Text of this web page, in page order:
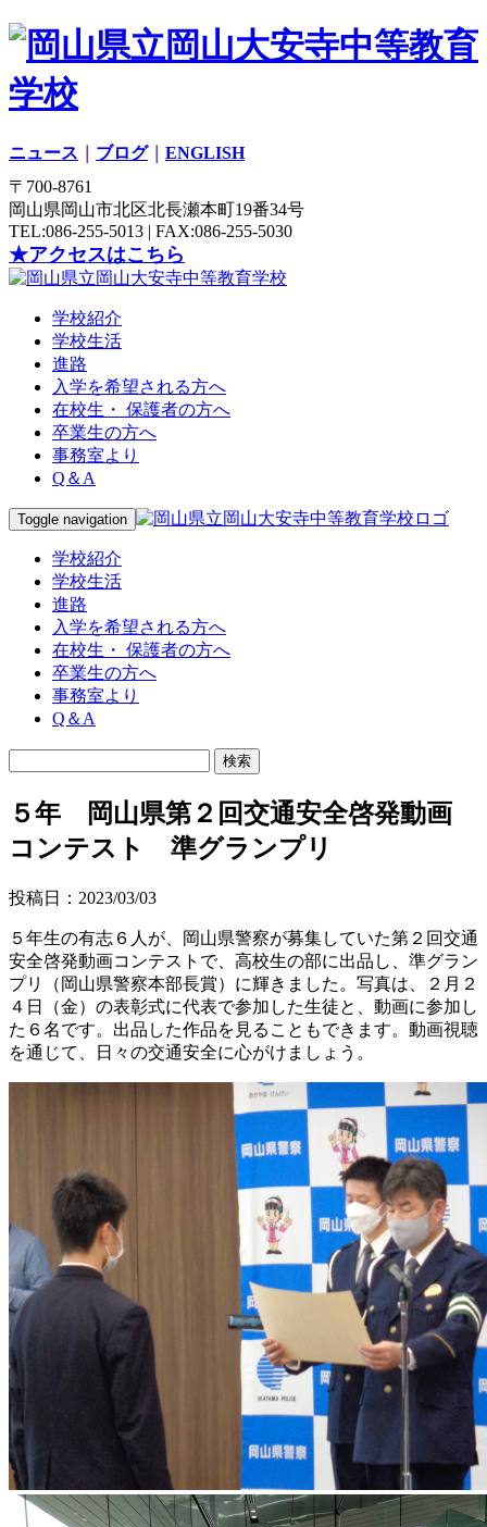
ニュース ブログ｜ ENGLISH
〒700-8761
岡山県岡山市北区北長瀬本町19番34号
TEL:086-255-5013 | FAX:086-255-5030
★アクセスはこちら
学校紹介
学校生活
進路
入学を希望される方へ
在校生・ 保護者の方へ
卒業生の方へ
事務室より
Q＆A
Toggle navigation
学校紹介
学校生活
進路
入学を希望される方へ
在校生・ 保護者の方へ
卒業生の方へ
事務室より
Q＆A
５年 岡山県第２回交通安全啓発動画
コンテスト 準グランプリ
投稿日：2023/03/03
５年生の有志６人が、岡山県警察が募集していた第２回交通
安全啓発動画コンテストで、高校生の部に出品し、準グラン
プリ（岡山県警察本部長賞）に輝きました。写真は、２月２
４日（金）の表彰式に代表で参加した生徒と、動画に参加し
た６名です。出品した作品を見ることもできます。動画視聴
を通じて、日々の交通安全に心がけましょう。